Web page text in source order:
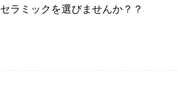
セラミックを選びませんか？？